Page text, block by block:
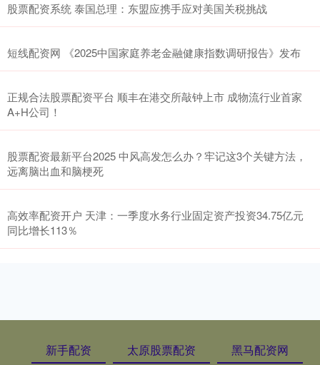
股票配资系统 泰国总理：东盟应携手应对美国关税挑战
短线配资网 《2025中国家庭养老金融健康指数调研报告》发布
正规合法股票配资平台 顺丰在港交所敲钟上市 成物流行业首家
A+H公司！
股票配资最新平台2025 中风高发怎么办？牢记这3个关键方法，
远离脑出血和脑梗死
高效率配资开户 天津：一季度水务行业固定资产投资34.75亿元
同比增长113％
新手配资 太原股票配资 黑马配资网